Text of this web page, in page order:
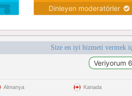
Dinleyen moderatörler
Size en iyi hizmeti vermek
Almanya Kanada